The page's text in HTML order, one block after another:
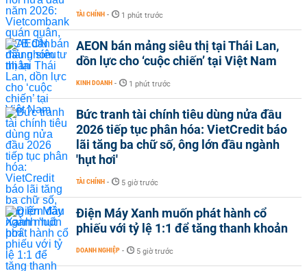
TÀI CHÍNH - 1 phút trước
AEON bán mảng siêu thị tại Thái Lan,
dồn lực cho ‘cuộc chiến’ tại Việt Nam
KINH DOANH - 1 phút trước
Bức tranh tài chính tiêu dùng nửa đầu
2026 tiếp tục phân hóa: VietCredit báo
lãi tăng ba chữ số, ông lớn đầu ngành
'hụt hơi'
TÀI CHÍNH - 5 giờ trước
Điện Máy Xanh muốn phát hành cổ
phiếu với tỷ lệ 1:1 để tăng thanh khoản
DOANH NGHIỆP - 5 giờ trước